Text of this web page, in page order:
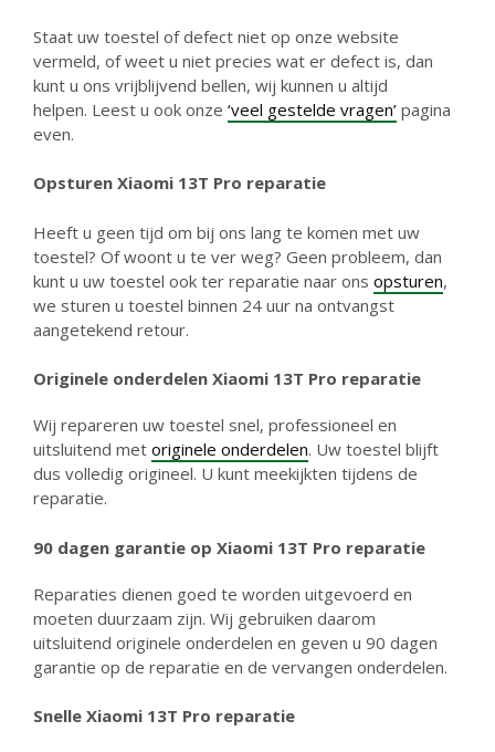
Staat uw toestel of defect niet op onze website
vermeld, of weet u niet precies wat er defect is, dan
kunt u ons vrijblijvend bellen, wij kunnen u altijd
helpen. Leest u ook onze ‘veel gestelde vragen’ pagina
even.
Opsturen Xiaomi 13T Pro reparatie
Heeft u geen tijd om bij ons lang te komen met uw
toestel? Of woont u te ver weg? Geen probleem, dan
kunt u uw toestel ook ter reparatie naar ons opsturen,
we sturen u toestel binnen 24 uur na ontvangst
aangetekend retour.
Originele onderdelen Xiaomi 13T Pro reparatie
Wij repareren uw toestel snel, professioneel en
uitsluitend met originele onderdelen. Uw toestel blijft
dus volledig origineel. U kunt meekijkten tijdens de
reparatie.
90 dagen garantie op Xiaomi 13T Pro reparatie
Reparaties dienen goed te worden uitgevoerd en
moeten duurzaam zijn. Wij gebruiken daarom
uitsluitend originele onderdelen en geven u 90 dagen
garantie op de reparatie en de vervangen onderdelen.
Snelle Xiaomi 13T Pro reparatie